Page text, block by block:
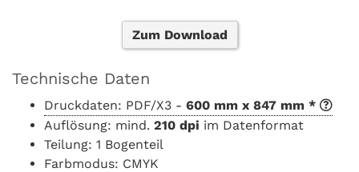
Zum Download
Technische Daten
Druckdaten: PDF/X3 - 600 mm x 847 mm *
Auflösung: mind. 210 dpi im Datenformat
Teilung: 1 Bogenteil
Farbmodus: CMYK